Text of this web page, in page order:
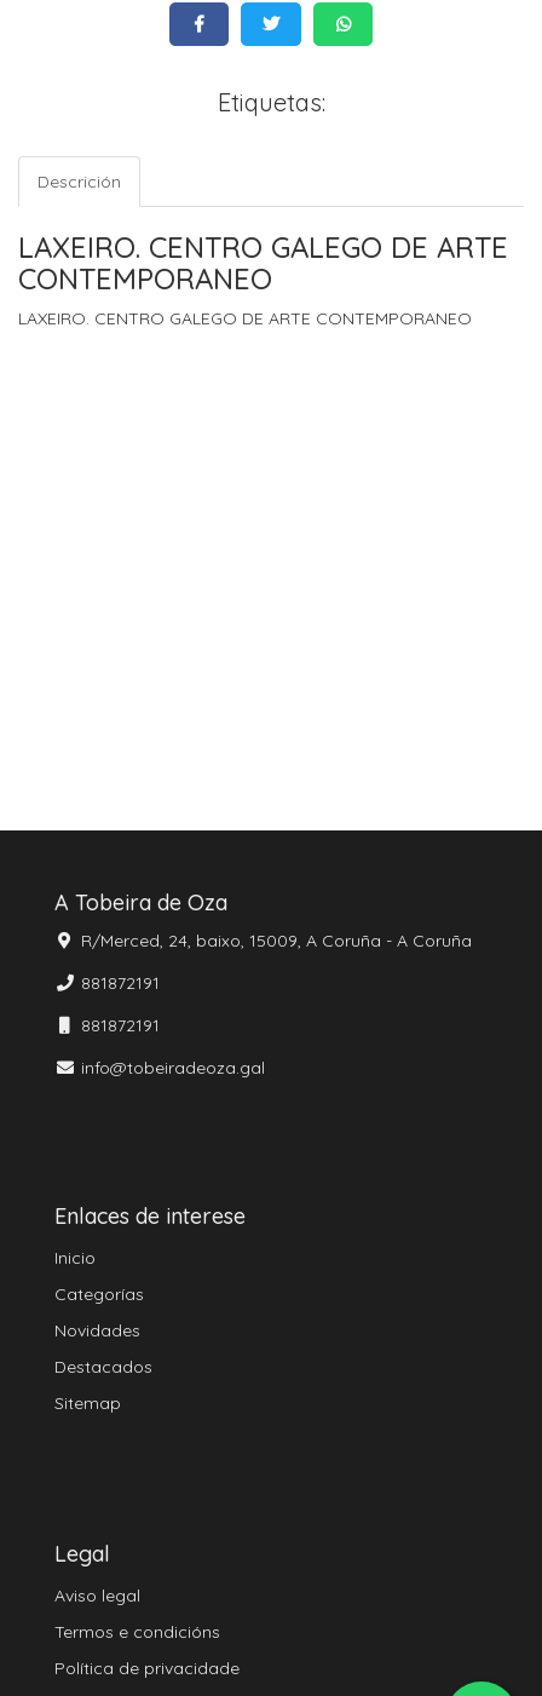
Etiquetas:
Descrición
LAXEIRO. CENTRO GALEGO DE ARTE
CONTEMPORANEO
LAXEIRO. CENTRO GALEGO DE ARTE CONTEMPORANEO
A Tobeira de Oza
R/Merced, 24, baixo, 15009, A Coruña - A Coruña
881872191
881872191
info@tobeiradeoza.gal
Enlaces de interese
Inicio
Categorías
Novidades
Destacados
Sitemap
Legal
Aviso legal
Termos e condicións
Política de privacidade